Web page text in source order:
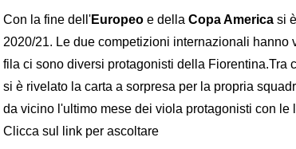
Con la fine dell'Europeo e della Copa America si
2020/21. Le due competizioni internazionali hanno
fila ci sono diversi protagonisti della Fiorentina.Tra
si è rivelato la carta a sorpresa per la propria
da vicino l'ultimo mese dei viola protagonisti con le
Clicca sul link per ascoltare